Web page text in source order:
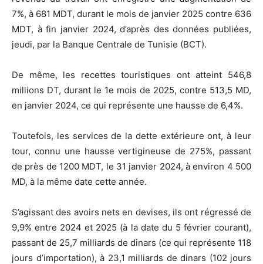
7%, à 681 MDT, durant le mois de janvier 2025 contre 636
MDT, à fin janvier 2024, d’après des données publiées,
jeudi, par la Banque Centrale de Tunisie (BCT).
De même, les recettes touristiques ont atteint 546,8
millions DT, durant le 1e mois de 2025, contre 513,5 MD,
en janvier 2024, ce qui représente une hausse de 6,4%.
Toutefois, les services de la dette extérieure ont, à leur
tour, connu une hausse vertigineuse de 275%, passant
de près de 1200 MDT, le 31 janvier 2024, à environ 4 500
MD, à la même date cette année.
S’agissant des avoirs nets en devises, ils ont régressé de
9,9% entre 2024 et 2025 (à la date du 5 février courant),
passant de 25,7 milliards de dinars (ce qui représente 118
jours d’importation), à 23,1 milliards de dinars (102 jours